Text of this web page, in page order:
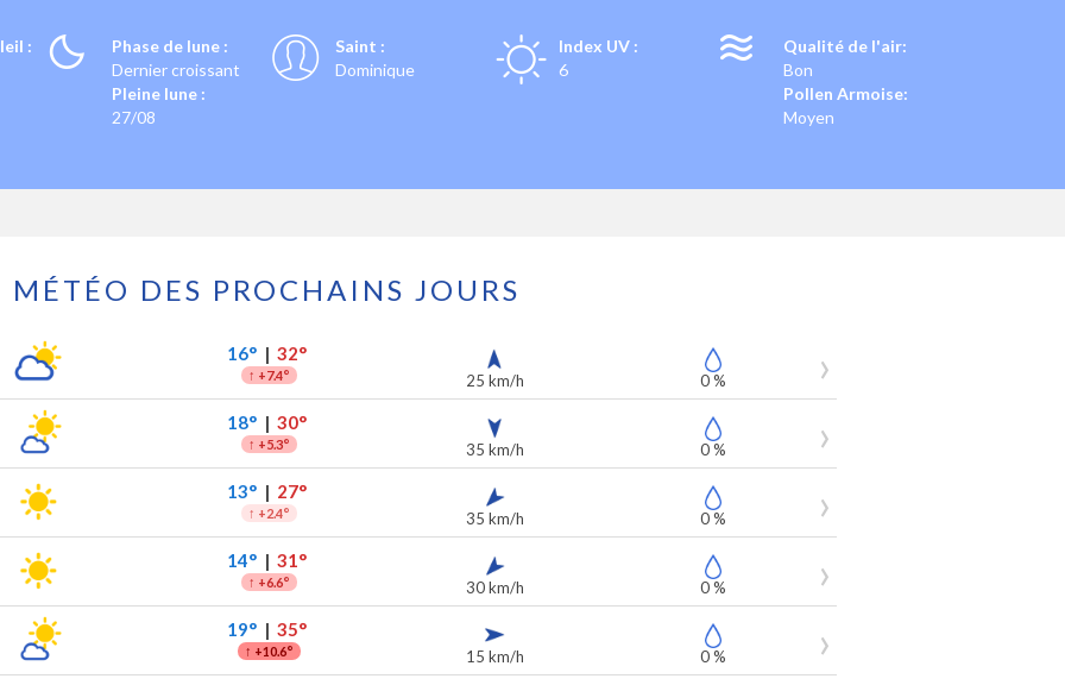
:
Phase de lune :
Dernier croissant
Pleine lune :
27/08
Saint :
Dominique
Index UV :
6
Qualité de l'air:
Bon
Pollen Armoise:
Moyen
MÉTÉO DES PROCHAINS JOURS
jours 16°| 32°
↑ +7.4° 25 km/h 0 %
18°| 30°
↑ +5.3° 35 km/h 0 %
13°| 27°
↑ +2.4° 35 km/h 0 %
14°| 31°
↑ +6.6° 30 km/h 0 %
19°| 35°
↑ +10.6° 15 km/h 0 %